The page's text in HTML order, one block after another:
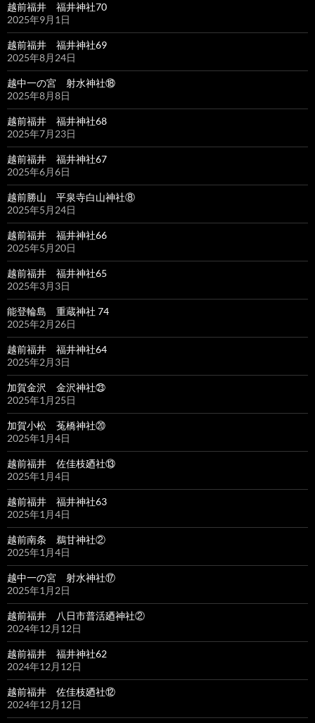
越前福井 福井神社70
2025年9月1日
越前福井 福井神社69
2025年8月24日
越中一の宮 射水神社⑱
2025年8月8日
越前福井 福井神社68
2025年7月23日
越前福井 福井神社67
2025年6月6日
越前勝山 平泉寺白山神社⑧
2025年5月24日
越前福井 福井神社66
2025年5月20日
越前福井 福井神社65
2025年3月3日
能登輪島 重蔵神社 74
2025年2月26日
越前福井 福井神社64
2025年2月3日
加賀金沢 金沢神社㉓
2025年1月25日
加賀小松 菟橋神社⑳
2025年1月4日
越前福井 佐佳枝廼社⑬
2025年1月4日
越前福井 福井神社63
2025年1月4日
越前南条 鵜甘神社②
2025年1月4日
越中一の宮 射水神社⑰
2025年1月2日
越前福井 八日市普活廼神社②
2024年12月12日
越前福井 福井神社62
2024年12月12日
越前福井 佐佳枝廼社⑫
2024年12月12日